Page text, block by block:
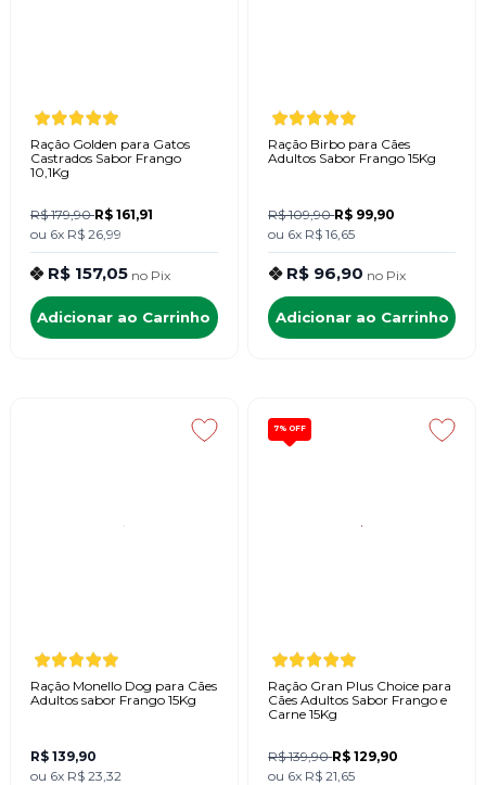
Ração Golden para Gatos
Castrados Sabor Frango
10,1Kg
R$ 179,90R$ 161,91
ou 6x R$ 26,99
R$ 157,05 no Pix
Adicionar ao Carrinho
Ração Birbo para Cães
Adultos Sabor Frango 15Kg
R$ 109,90R$ 99,90
ou 6x R$ 16,65
R$ 96,90 no Pix
Adicionar ao Carrinho
Ração Monello Dog para Cães
Adultos sabor Frango 15Kg
R$ 139,90
ou 6x R$ 23,32
7% OFF
Ração Gran Plus Choice para
Cães Adultos Sabor Frango e
Carne 15Kg
R$ 139,90R$ 129,90
ou 6x R$ 21,65